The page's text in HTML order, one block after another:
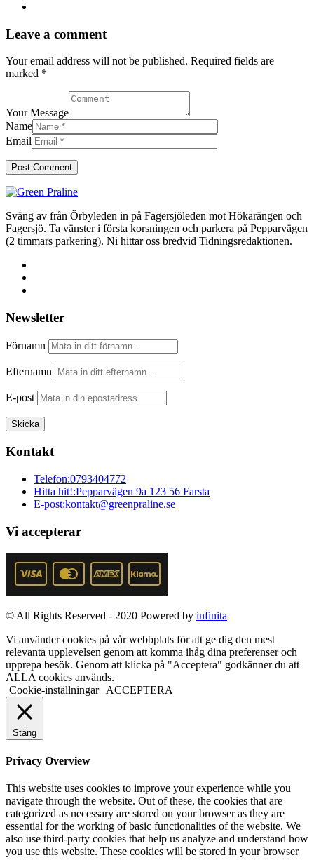
Leave a comment
Your email address will not be published. Required fields are
marked *
Your Message
Name
Email
Sväng av från Örbyleden in på Fagersjöleden mot Hökarängen och
Fagersjö. Ta vänster i första korsningen och parkera på Pepparvägen
(2 timmars parkering). Ni hittar oss bredvid Tidningsredaktionen.
Newsletter
Förnamn
Efternamn
E-post
Kontakt
Telefon:0793404772
Hitta hit!:Pepparvägen 9a 123 56 Farsta
E-post:kontakt@greenpraline.se
Vi accepterar
© All Rights Reserved - 2020 Powered by infinita
Vi använder cookies på vår webbplats för att ge dig den mest
relevanta upplevelsen genom att komma ihåg dina preferenser och
upprepa besök. Genom att klicka på "Acceptera" godkänner du att
ALLA cookies används.
Cookie-inställningar
ACCEPTERA
Stäng
Privacy Overview
This website uses cookies to improve your experience while you
navigate through the website. Out of these, the cookies that are
categorized as necessary are stored on your browser as they are
essential for the working of basic functionalities of the website. We
also use third-party cookies that help us analyze and understand how
you use this website. These cookies will be stored in your browser